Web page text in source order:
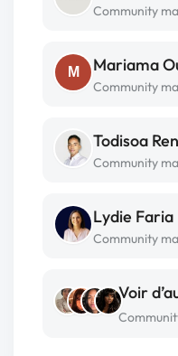
Community
M Mariama
Community
Todisoa
Community
Lydie Faria
Voir